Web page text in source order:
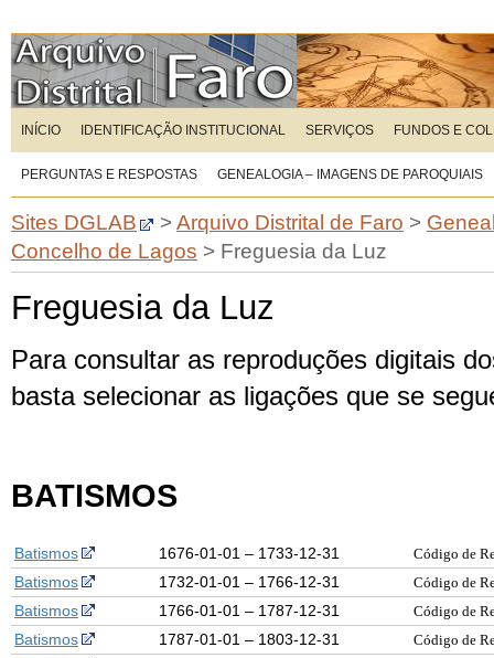
INÍCIO IDENTIFICAÇÃO INSTITUCIONAL SERVIÇOS FUNDOS E
PERGUNTAS E RESPOSTAS GENEALOGIA – IMAGENS DE PAROQUIAIS
Sites DGLAB >Arquivo Distrital de Faro >
Concelho de Lagos > Freguesia da Luz
Freguesia da Luz
Para consultar as reproduções digitais
basta selecionar as ligações que se
BATISMOS
Batismos 1676-01-01 – 1733-12-31 Código de
Batismos 1732-01-01 – 1766-12-31 Código de
Batismos 1766-01-01 – 1787-12-31 Código de
Batismos 1787-01-01 – 1803-12-31 Código de